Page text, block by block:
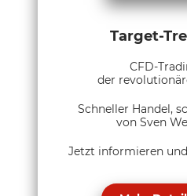
Target-
CFD-
der
Schneller Handel,
von Sven
Jetzt informieren